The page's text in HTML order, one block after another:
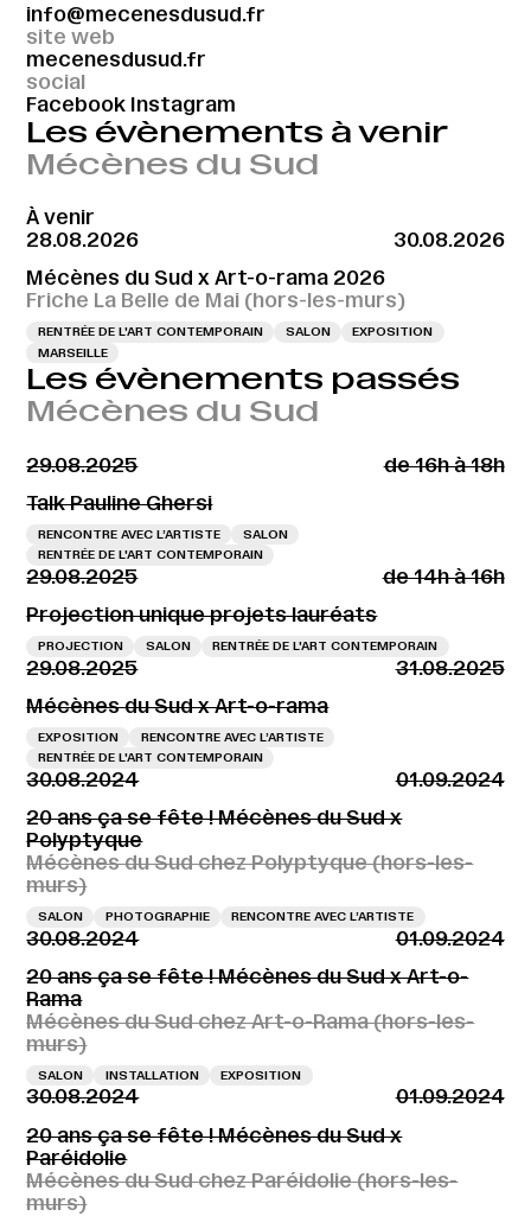
info@mecenesdusud.fr
site web
mecenesdusud.fr
social
Facebook Instagram
Les évènements à venir
Mécènes du Sud
À venir
28.08.2026
30.08.2026
Mécènes du Sud x Art-o-rama 2026
Friche La Belle de Mai (hors-les-murs)
RENTRÉE DE L'ART CONTEMPORAIN SALON
EXPOSITION
MARSEILLE
Les évènements passés
Mécènes du Sud
29.08.2025
de 16h à 18h
Talk Pauline Ghersi
RENCONTRE AVEC L’ARTISTE
SALON
RENTRÉE DE L'ART CONTEMPORAIN
29.08.2025
de 14h à 16h
Projection unique projets lauréats
PROJECTION SALON RENTRÉE DE L'ART CONTEMPORAIN
29.08.2025
31.08.2025
Mécènes du Sud x Art-o-rama
EXPOSITION
RENCONTRE AVEC L’ARTISTE
RENTRÉE DE L'ART CONTEMPORAIN
30.08.2024
01.09.2024
20 ans ça se fête ! Mécènes du Sud x
Polyptyque
Mécènes du Sud chez Polyptyque (hors-les-
murs)
SALON PHOTOGRAPHIE RENCONTRE AVEC L’ARTISTE
30.08.2024
01.09.2024
20 ans ça se fête ! Mécènes du Sud x Art-o-
Rama
Mécènes du Sud chez Art-o-Rama (hors-les-
murs)
SALON INSTALLATION EXPOSITION
30.08.2024
01.09.2024
20 ans ça se fête ! Mécènes du Sud x
Paréidolie
Mécènes du Sud chez Paréidolie (hors-les-
murs)